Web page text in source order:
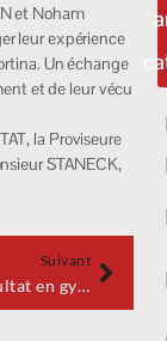
et Noham
leur expérience
Un échange
et de leur vécu
la Proviseure
STANECK,
Suivant
Un beau résultat en gymnastique rythmique